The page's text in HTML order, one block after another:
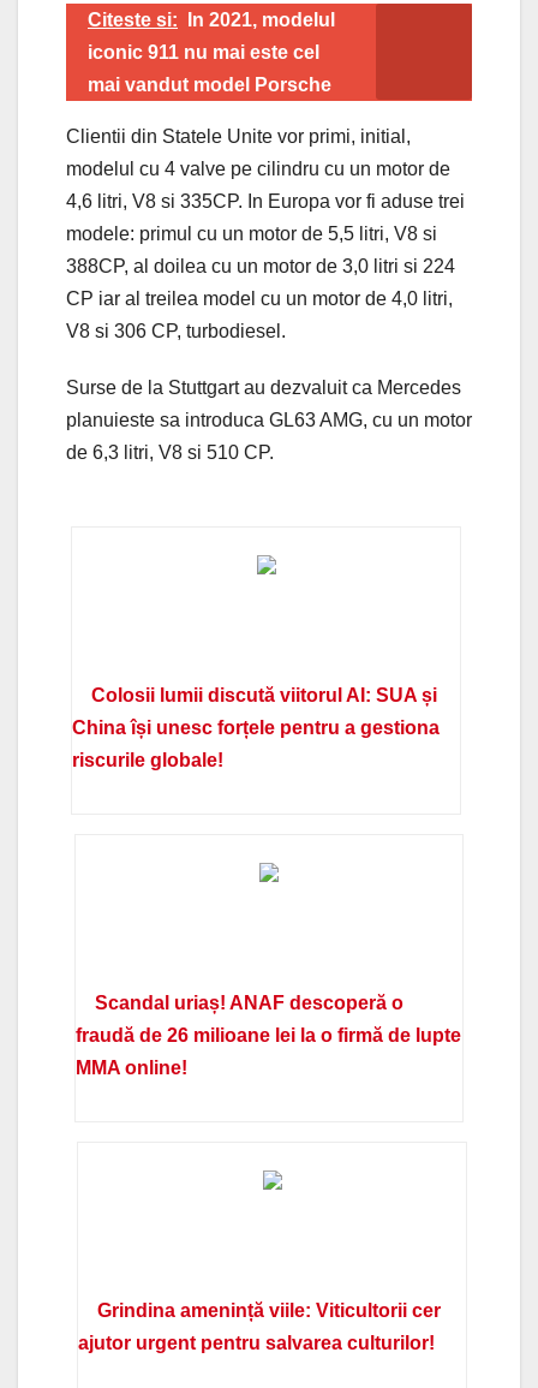
Citeste si:
In 2021, modelul
iconic 911 nu mai este cel
mai vandut model Porsche
Clientii din Statele Unite vor primi, initial,
modelul cu 4 valve pe cilindru cu un motor de
4,6 litri, V8 si 335CP. In Europa vor fi aduse trei
modele: primul cu un motor de 5,5 litri, V8 si
388CP, al doilea cu un motor de 3,0 litri si 224
CP iar al treilea model cu un motor de 4,0 litri,
V8 si 306 CP, turbodiesel.
Surse de la Stuttgart au dezvaluit ca Mercedes
planuieste sa introduca GL63 AMG, cu un motor
de 6,3 litri, V8 si 510 CP.
Colosii lumii discută viitorul AI: SUA și
China își unesc forțele pentru a gestiona
riscurile globale!
Scandal uriaș! ANAF descoperă o
fraudă de 26 milioane lei la o firmă de lupte
MMA online!
Grindina amenință viile: Viticultorii cer
ajutor urgent pentru salvarea culturilor!